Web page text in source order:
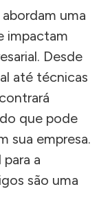
uma
impactam
Desde
até técnicas
que pode
sua empresa.
a
são uma